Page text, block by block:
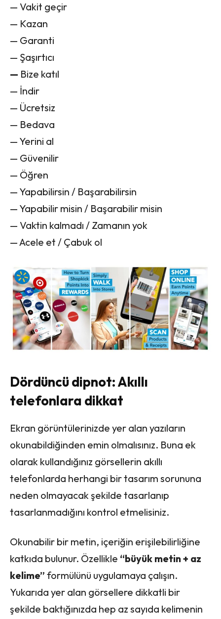
— Vakit geçir
— Kazan
— Garanti
— Şaşırtıcı
— Bize katıl
— İndir
— Ücretsiz
— Bedava
— Yerini al
— Güvenilir
— Öğren
— Yapabilirsin / Başarabilirsin
— Yapabilir misin / Başarabilir misin
— Vaktin kalmadı / Zamanın yok
— Acele et / Çabuk ol
Dördüncü dipnot: Akıllı
telefonlara dikkat
Ekran görüntülerinizde yer alan yazıların
okunabildiğinden emin olmalısınız. Buna ek
olarak kullandığınız görsellerin akıllı
telefonlarda herhangi bir tasarım sorununa
neden olmayacak şekilde tasarlanıp
tasarlanmadığını kontrol etmelisiniz.
Okunabilir bir metin, içeriğin erişilebilirliğine
katkıda bulunur. Özellikle “büyük metin + az
kelime” formülünü uygulamaya çalışın.
Yukarıda yer alan görsellere dikkatli bir
şekilde baktığınızda hep az sayıda kelimenin